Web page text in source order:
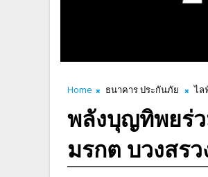
Home ธนาคาร ประกันภัย ไล
พลังบุญทิพยร่ว
มรกต บวงสร